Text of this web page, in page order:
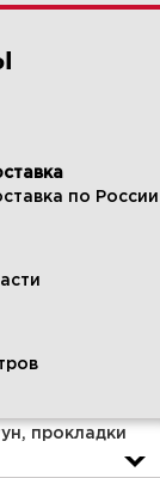
по России
прокладки